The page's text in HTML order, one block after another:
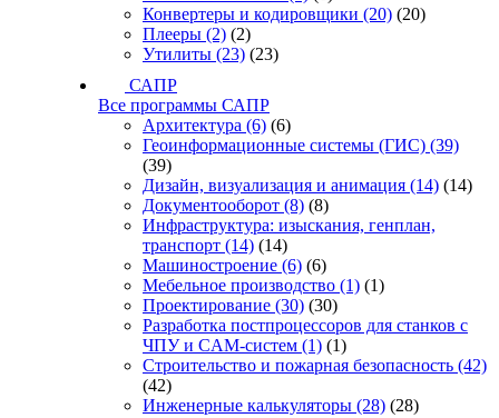
Конвертеры и кодировщики (20) (20)
Плееры (2) (2)
Утилиты (23) (23)
САПР
Все программы САПР
Архитектура (6) (6)
Геоинформационные системы (ГИС) (39)
(39)
Дизайн, визуализация и анимация (14) (14)
Документооборот (8) (8)
Инфраструктура: изыскания, генплан,
транспорт (14) (14)
Машиностроение (6) (6)
Мебельное производство (1) (1)
Проектирование (30) (30)
Разработка постпроцессоров для станков с
ЧПУ и CAM-систем (1) (1)
Строительство и пожарная безопасность (42)
(42)
Инженерные калькуляторы (28) (28)